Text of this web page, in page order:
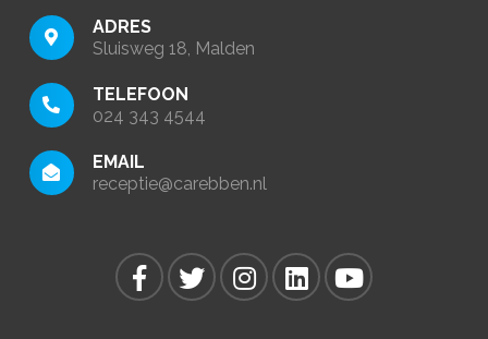
ADRES
Sluisweg 18, Malden
TELEFOON
024 343 4544
EMAIL
receptie@carebben.nl